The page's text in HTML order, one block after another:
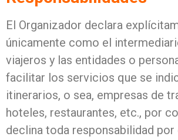
El Organizador declara
únicamente como el
viajeros y las entidades o
facilitar los servicios que se
itinerarios, o sea, empresas de
hoteles, restaurantes, etc., por
declina toda responsabilidad